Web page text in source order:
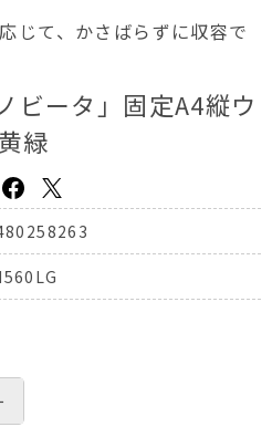
じて、かさばらずに収容で
ビータ」固定A4縦ウ
緑